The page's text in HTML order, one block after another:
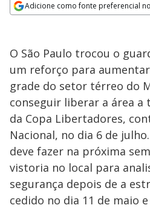
Adicione como fonte preferencial
O São Paulo trocou o
um reforço para
grade do setor térreo do
conseguir liberar a área a
da Copa Libertadores,
Nacional, no dia 6 de
deve fazer na próxima
vistoria no local para
segurança depois de a
cedido no dia 11 de maio